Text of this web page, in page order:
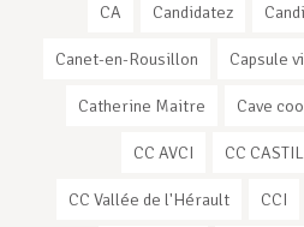
CA Candidatez
Canet-en-Rousillon Capsule
Catherine Maitre Cave
CC AVCI CC
CC Vallée de l'Hérault CCI